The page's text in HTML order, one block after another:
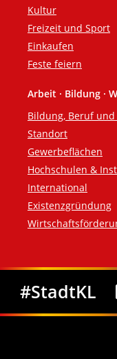
Kultur
Freizeit und Sport
Einkaufen
Feste feiern
Arbeit · Bildung ·
Bildung, Beruf
Standort
Gewerbeflächen
Hochschulen &
International
Existenzgründung
Social Media
#StadtKL